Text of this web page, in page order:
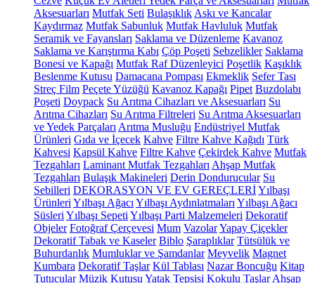
Aksesuarları Mutfak Seti Bulaşıklık Askı ve Kancalar
Kaydırmaz Mutfak Sabunluk Mutfak Havluluk Mutfak
Seramik ve Fayansları Saklama ve Düzenleme Kavanoz
Saklama ve Karıştırma Kabı Çöp Poşeti Sebzelikler Saklama
Bonesi ve Kapağı Mutfak Raf Düzenleyici Poşetlik Kaşıklık
Beslenme Kutusu Damacana Pompası Ekmeklik Sefer Tası
Streç Film Peçete Yüzüğü Kavanoz Kapağı Pipet Buzdolabı
Poşeti Doypack Su Arıtma Cihazları ve Aksesuarları Su
Arıtma Cihazları Su Arıtma Filtreleri Su Arıtma Aksesuarları
ve Yedek Parçaları Arıtma Musluğu Endüstriyel Mutfak
Ürünleri Gıda ve İçecek Kahve Filtre Kahve Kağıdı Türk
Kahvesi Kapsül Kahve Filtre Kahve Çekirdek Kahve Mutfak
Tezgahları Laminant Mutfak Tezgahları Ahşap Mutfak
Tezgahları Bulaşık Makineleri Derin Dondurucular Su
Sebilleri DEKORASYON VE EV GEREÇLERİYılbaşı
Ürünleri Yılbaşı Ağacı Yılbaşı Aydınlatmaları Yılbaşı Ağacı
Süsleri Yılbaşı Sepeti Yılbaşı Parti Malzemeleri Dekoratif
Objeler Fotoğraf Çerçevesi Mum VazolarYapay Çiçekler
Dekoratif Tabak ve Kaseler Biblo Şaraplıklar Tütsülük ve
Buhurdanlık Mumluklar ve Şamdanlar Meyvelik Magnet
Kumbara Dekoratif Taşlar Kül Tablası Nazar Boncuğu Kitap
Tutucular Müzik Kutusu Yatak Tepsisi Kokulu Taşlar Ahşap